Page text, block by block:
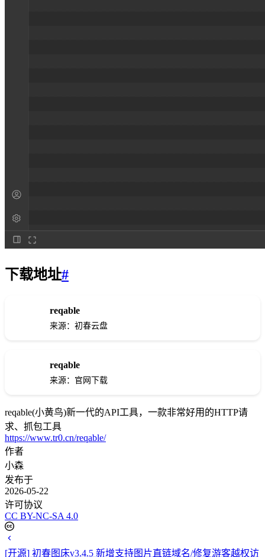
下载地址#
reqable
来源：初春云盘
reqable
来源：官网下载
reqable(小黄鸟)新一代的API工具，一款非常好用的HTTP请
求、抓包工具
https://www.tr0.cn/reqable/
作者
小森
发布于
2026-05-22
许可协议
CC BY-NC-SA 4.0
[开源] 初春图床v3.4.5 新增支持图片直链域名/修复游客越权访